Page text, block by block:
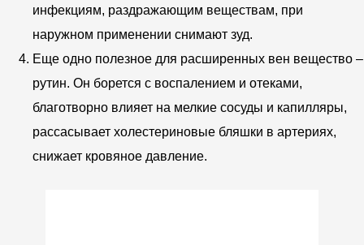
инфекциям, раздражающим веществам, при
наружном применении снимают зуд.
Еще одно полезное для расширенных вен вещество –
рутин. Он борется с воспалением и отеками,
благотворно влияет на мелкие сосуды и капилляры,
рассасывает холестериновые бляшки в артериях,
снижает кровяное давление.